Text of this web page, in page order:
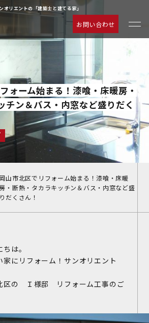
リエントの「建築士と建てる家」
お問い合わせ
お客様の声
動画ギャラリー
よくあるご質問
企業情報
お知らせ
お問い合わせ
ォーム始まる！漆喰・床暖房・
チン＆バス・内窓など盛りだく
岡山市北区でリフォーム始まる！漆喰・床暖
房・断熱・タカラキッチン＆バス・内窓など盛
りだくさん！
は。
家にリフォーム！サンオリエント
区の Ｉ様邸 リフォーム工事のご